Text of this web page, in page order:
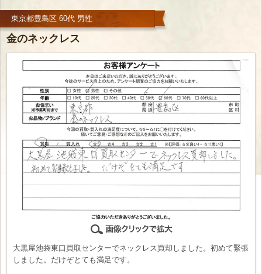
東京都豊島区 60代 男性
金のネックレス
大黒屋池袋東口買取センターでネックレス買却しました。初めて緊張
しました。だけぞとても満足です。